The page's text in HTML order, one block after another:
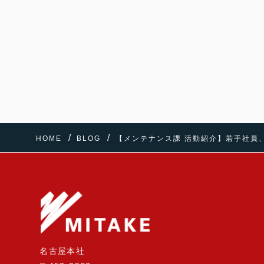
HOME BLOG 【メンテナンス課 活動紹介】若手社員
名古屋本社